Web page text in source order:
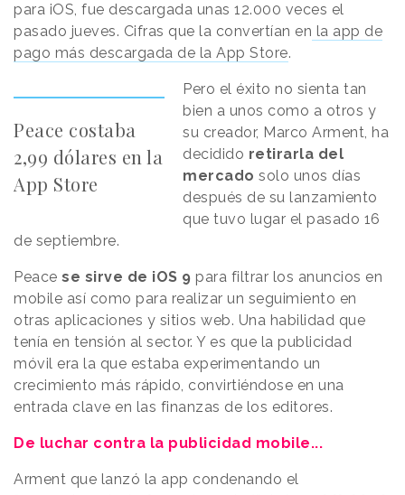
para iOS, fue descargada unas 12.000 veces el
pasado jueves. Cifras que la convertían en la app de
pago más descargada de la App Store.
Peace costaba
2,99 dólares en la
App Store
Pero el éxito no sienta tan
bien a unos como a otros y
su creador, Marco Arment, ha
decidido retirarla del
mercado solo unos días
después de su lanzamiento
que tuvo lugar el pasado 16
de septiembre.
Peace se sirve de iOS 9 para filtrar los anuncios en
mobile así como para realizar un seguimiento en
otras aplicaciones y sitios web. Una habilidad que
tenía en tensión al sector. Y es que la publicidad
móvil era la que estaba experimentando un
crecimiento más rápido, convirtiéndose en una
entrada clave en las finanzas de los editores.
De luchar contra la publicidad mobile...
Arment que lanzó la app condenando el